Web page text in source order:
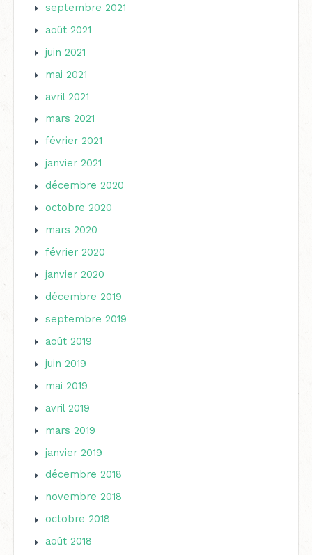
septembre 2021
août 2021
juin 2021
mai 2021
avril 2021
mars 2021
février 2021
janvier 2021
décembre 2020
octobre 2020
mars 2020
février 2020
janvier 2020
décembre 2019
septembre 2019
août 2019
juin 2019
mai 2019
avril 2019
mars 2019
janvier 2019
décembre 2018
novembre 2018
octobre 2018
août 2018